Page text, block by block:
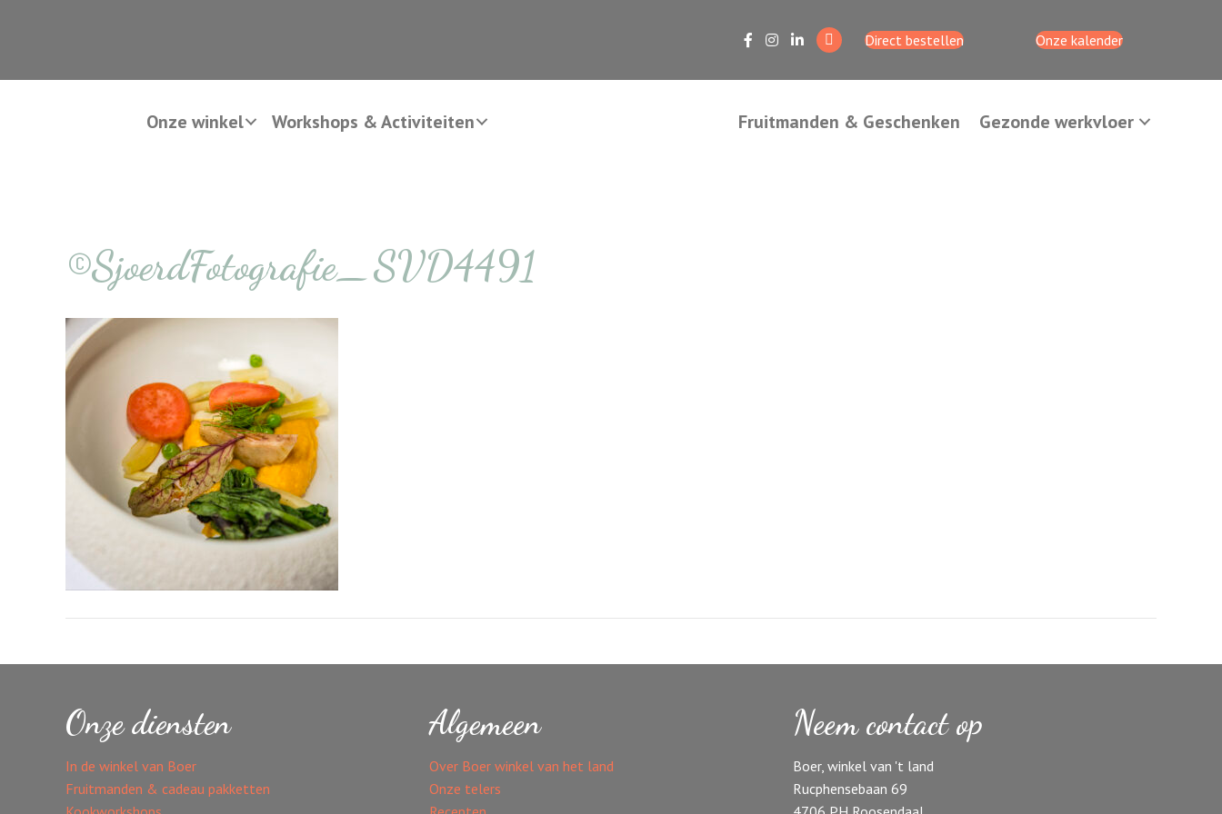
Direct bestellen Onze kalender
Onze winkel Workshops & Activiteiten Fruitmanden & Geschenken Gezonde werkvloer
©SjoerdFotografie_SVD4491
Onze diensten
In de winkel van Boer
Fruitmanden & cadeau pakketten
Algemeen
Over Boer winkel van het land
Onze telers
Neem contact op
Boer, winkel van 't land
Rucphensebaan 69